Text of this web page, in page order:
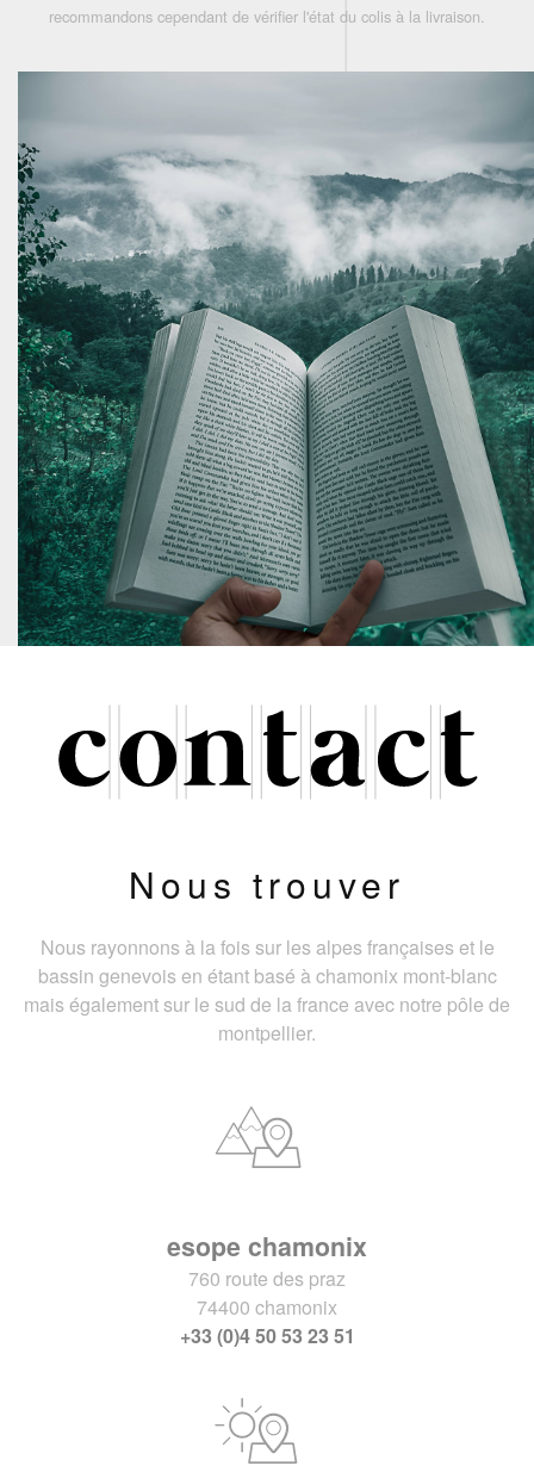
recommandons cependant de vérifier l'état du colis à la livraison.
Nous trouver
Nous rayonnons à la fois sur les alpes françaises et le
bassin genevois en étant basé à chamonix mont-blanc
mais également sur le sud de la france avec notre pôle de
montpellier.
esope chamonix
760 route des praz
74400 chamonix
+33 (0)4 50 53 23 51